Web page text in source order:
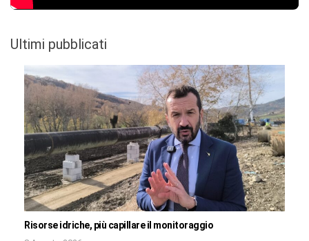
Ultimi pubblicati
Risorse idriche, più capillare il monitoraggio